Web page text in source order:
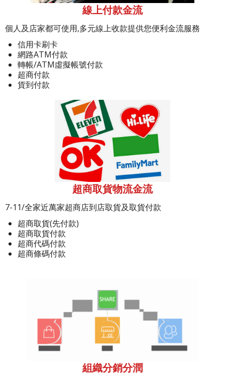
線上付款金流
個人及店家都可使用,多元線上收款提供您便利金流服務
信用卡刷卡
網路ATM付款
轉帳/ATM虛擬帳號付款
超商付款
貨到付款
超商取貨物流金流
7-11/全家近萬家超商店到店取貨及取貨付款
超商取貨(先付款)
超商取貨付款
超商代碼付款
超商條碼付款
組織分銷分潤